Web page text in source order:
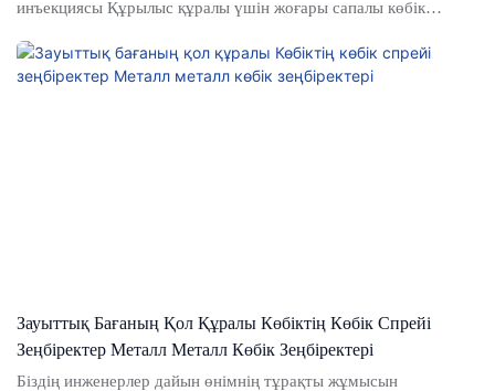
инъекциясы Құрылыс құралы үшін жоғары сапалы көбік
зеңбірегі біз күткендей қойылады. Импортталған
технологиялар, PU көбік / силикон герметикасы / эпоксидті
Зауыттық Бағаның Қол Құралы Көбіктің Көбік Спрейі
Зеңбіректер Металл Металл Көбік Зеңбіректері
Біздің инженерлер дайын өнімнің тұрақты жұмысын